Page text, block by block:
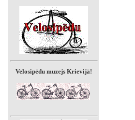
Velosipēdu muzejs Krievijā!